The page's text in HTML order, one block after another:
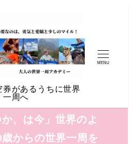
券があるうちに世界
一周へ
MENU
は今」世界のよ
歳からの世界一周を